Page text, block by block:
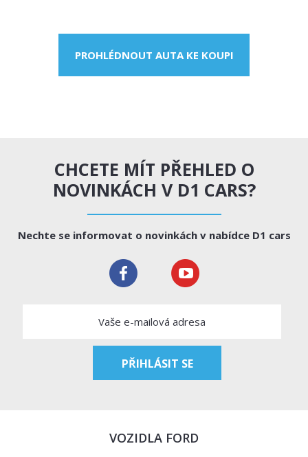
PROHLÉDNOUT AUTA KE KOUPI
CHCETE MÍT PŘEHLED O
NOVINKÁCH V D1 CARS?
Nechte se informovat o novinkách v nabídce D1 cars
VOZIDLA FORD